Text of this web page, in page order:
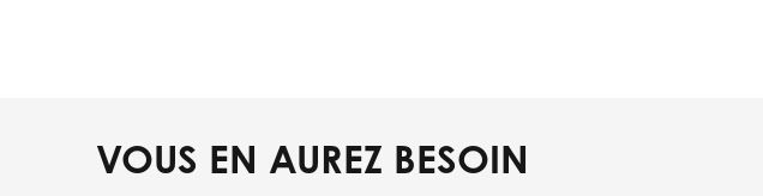
VOUS EN AUREZ BESOIN